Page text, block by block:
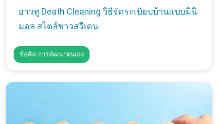
ฮาวทู Death Cleaning วิธีจัดระเบียบบ้านแบบมินิ
มอล สไตล์ชาวสวีเดน
ข้อคิด การพัฒนาตนเอง